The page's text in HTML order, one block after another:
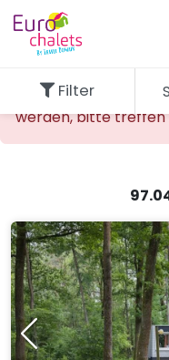
Die gewünschte
werden, bitte treffen
Filter